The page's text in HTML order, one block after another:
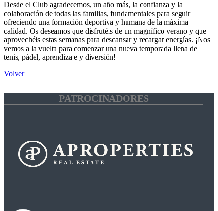
Desde el Club agradecemos, un año más, la confianza y la
colaboración de todas las familias, fundamentales para seguir
ofreciendo una formación deportiva y humana de la máxima
calidad. Os deseamos que disfrutéis de un magnífico verano y que
aprovechéis estas semanas para descansar y recargar energías. ¡Nos
vemos a la vuelta para comenzar una nueva temporada llena de
tenis, pádel, aprendizaje y diversión!
Volver
PATROCINADORES